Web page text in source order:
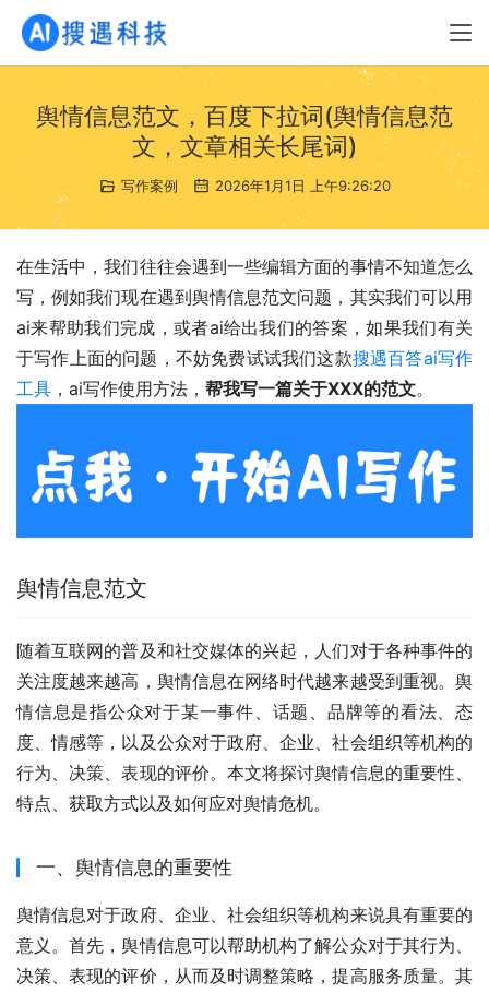
舆情信息范文，百度下拉词(舆情信息范
文，文章相关长尾词)
写作案例 2026年1月1日 上午9:26:20
在生活中，我们往往会遇到一些编辑方面的事情不知道怎么
写，例如我们现在遇到舆情信息范文问题，其实我们可以用
ai来帮助我们完成，或者ai给出我们的答案，如果我们有关
于写作上面的问题，不妨免费试试我们这款搜遇百答ai写作
工具 ，ai写作使用方法， 帮我写一篇关于XXX的范文。
舆情信息范文
随着互联网的普及和社交媒体的兴起，人们对于各种事件的
关注度越来越高，舆情信息在网络时代越来越受到重视。舆
情信息是指公众对于某一事件、话题、品牌等的看法、态
度、情感等，以及公众对于政府、企业、社会组织等机构的
行为、决策、表现的评价。本文将探讨舆情信息的重要性、
特点、获取方式以及如何应对舆情危机。
一、舆情信息的重要性
舆情信息对于政府、企业、社会组织等机构来说具有重要的
意义。首先，舆情信息可以帮助机构了解公众对于其行为、
决策、表现的评价，从而及时调整策略，提高服务质量。其